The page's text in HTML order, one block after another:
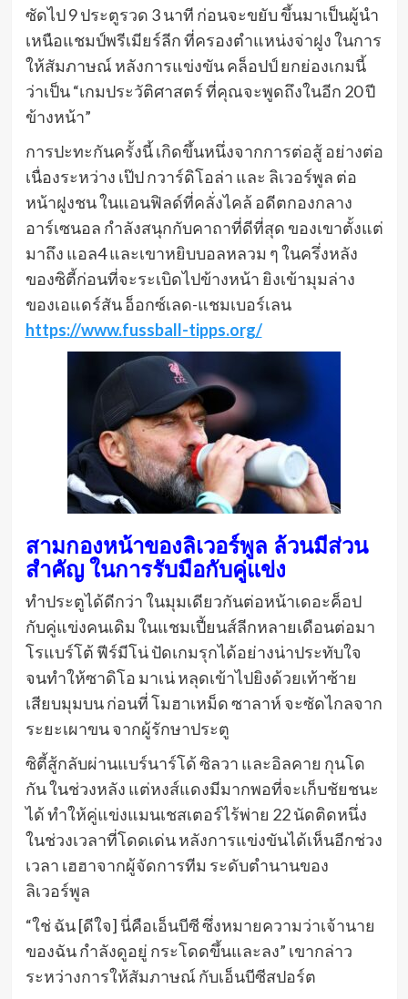
ซัดไป 9 ประตูรวด 3 นาที ก่อนจะขยับ ขึ้นมาเป็นผู้นํา
เหนือแชมป์พรีเมียร์ลีก ที่ครองตําแหน่งจ่าฝูง ในการ
ให้สัมภาษณ์ หลังการแข่งขัน คล็อปป์ ยกย่องเกมนี้
ว่าเป็น “เกมประวัติศาสตร์ ที่คุณจะพูดถึงในอีก 20 ปี
ข้างหน้า”
การปะทะกันครั้งนี้ เกิดขึ้นหนึ่งจากการต่อสู้ อย่างต่อ
เนื่องระหว่าง เป๊ป กวาร์ดิโอล่า และ ลิเวอร์พูล ต่อ
หน้าฝูงชน ในแอนฟิลด์ที่คลั่งไคล้ อดีตกองกลาง
อาร์เซนอล กําลังสนุกกับคาถาที่ดีที่สุด ของเขาตั้งแต่
มาถึง แอล4 และเขาหยิบบอลหลวม ๆ ในครึ่งหลัง
ของซิตี้ก่อนที่จะระเบิดไปข้างหน้า ยิงเข้ามุมล่าง
ของเอแดร์สัน อ็อกซ์เลด-แชมเบอร์เลน
https://www.fussball-tipps.org/
สามกองหน้าของลิเวอร์พูล ล้วนมีส่วน
สําคัญ ในการรับมือกับคู่แข่ง
ทําประตูได้ดีกว่า ในมุมเดียวกันต่อหน้าเดอะค็อป
กับคู่แข่งคนเดิม ในแชมเปี้ยนส์ลีกหลายเดือนต่อมา
โรแบร์โต้ ฟีร์มีโน่ ปัดเกมรุกได้อย่างน่าประทับใจ
จนทําให้ซาดิโอ มาเน่ หลุดเข้าไปยิงด้วยเท้าซ้าย
เสียบมุมบน ก่อนที่ โมฮาเหม็ด ซาลาห์ จะซัดไกลจาก
ระยะเผาขน จากผู้รักษาประตู
ซิตี้สู้กลับผ่านแบร์นาร์โด้ ซิลวา และอิลคาย กุนโด
กัน ในช่วงหลัง แต่หงส์แดงมีมากพอที่จะเก็บชัยชนะ
ได้ ทําให้คู่แข่งแมนเชสเตอร์ไร้พ่าย 22 นัดติดหนึ่ง
ในช่วงเวลาที่โดดเด่น หลังการแข่งขันได้เห็นอีกช่วง
เวลา เฮฮาจากผู้จัดการทีม ระดับตํานานของ
ลิเวอร์พูล
“ใช่ ฉัน [ดีใจ] นี่คือเอ็นบีซี ซึ่งหมายความว่าเจ้านาย
ของฉัน กําลังดูอยู่ กระโดดขึ้นและลง” เขากล่าว
ระหว่างการให้สัมภาษณ์ กับเอ็นบีซีสปอร์ต